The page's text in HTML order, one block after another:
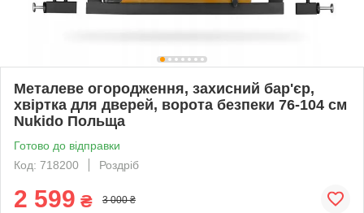
Металеве огородження, захисний бар'єр,
хвіртка для дверей, ворота безпеки 76-104 см
Nukido Польща
Готово до відправки
Код: 718200
Роздріб
2 599 ₴ 3 000 ₴